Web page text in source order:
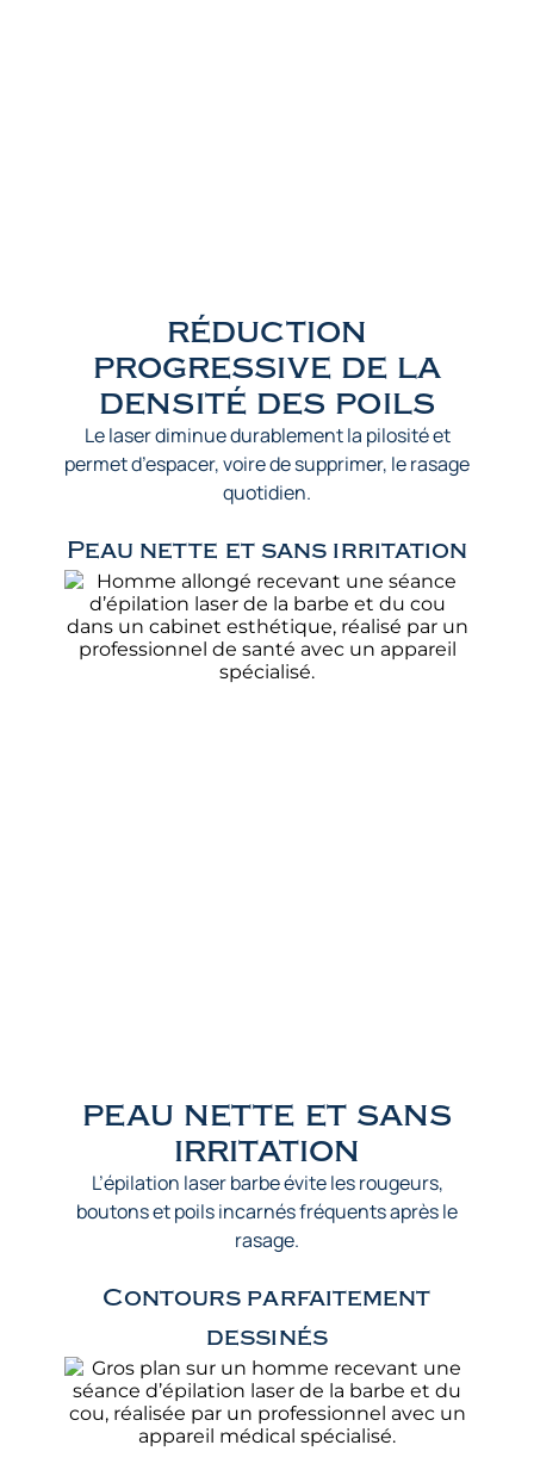
réduction
progressive de la
densité des poils
Le laser diminue durablement la pilosité et
permet d’espacer, voire de supprimer, le rasage
quotidien.
Peau nette et sans irritation
peau nette et sans
irritation
L’épilation laser barbe évite les rougeurs,
boutons et poils incarnés fréquents après le
rasage.
Contours parfaitement
dessinés